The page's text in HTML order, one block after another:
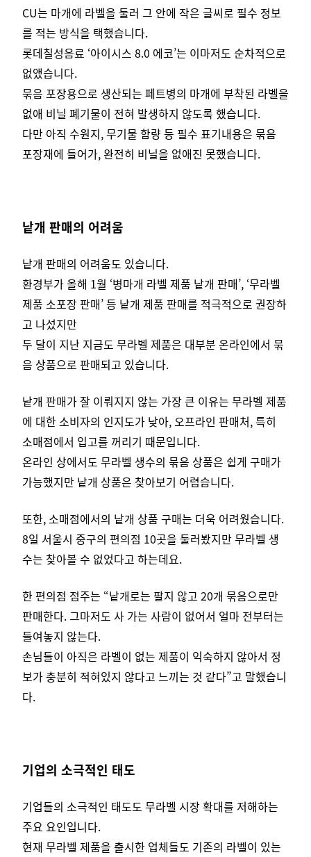
CU는 마개에 라벨을 둘러 그 안에 작은 글씨로 필수 정보
를 적는 방식을 택했습니다.
롯데칠성음료 ‘아이시스 8.0 에코’는 이마저도 순차적으로
없앴습니다.
묶음 포장용으로 생산되는 페트병의 마개에 부착된 라벨을
없애 비닐 폐기물이 전혀 발생하지 않도록 했습니다.
다만 아직 수원지, 무기물 함량 등 필수 표기내용은 묶음
포장재에 들어가, 완전히 비닐을 없애진 못했습니다.
낱개 판매의 어려움
낱개 판매의 어려움도 있습니다.
환경부가 올해 1월 ‘병마개 라벨 제품 낱개 판매’, ‘무라벨
제품 소포장 판매’ 등 낱개 제품 판매를 적극적으로 권장하
고 나섰지만
두 달이 지난 지금도 무라벨 제품은 대부분 온라인에서 묶
음 상품으로 판매되고 있습니다.
낱개 판매가 잘 이뤄지지 않는 가장 큰 이유는 무라벨 제품
에 대한 소비자의 인지도가 낮아, 오프라인 판매처, 특히
소매점에서 입고를 꺼리기 때문입니다.
온라인 상에서도 무라벨 생수의 묶음 상품은 쉽게 구매가
가능했지만 낱개 상품은 찾아보기 어렵습니다.
또한, 소매점에서의 낱개 상품 구매는 더욱 어려웠습니다.
8일 서울시 중구의 편의점 10곳을 둘러봤지만 무라벨 생
수는 찾아볼 수 없었다고 하는데요.
한 편의점 점주는 “낱개로는 팔지 않고 20개 묶음으로만
판매한다. 그마저도 사 가는 사람이 없어서 얼마 전부터는
들여놓지 않는다.
손님들이 아직은 라벨이 없는 제품이 익숙하지 않아서 정
보가 충분히 적혀있지 않다고 느끼는 것 같다”고 말했습니
다.
기업의 소극적인 태도
기업들의 소극적인 태도도 무라벨 시장 확대를 저해하는
주요 요인입니다.
현재 무라벨 제품을 출시한 업체들도 기존의 라벨이 있는